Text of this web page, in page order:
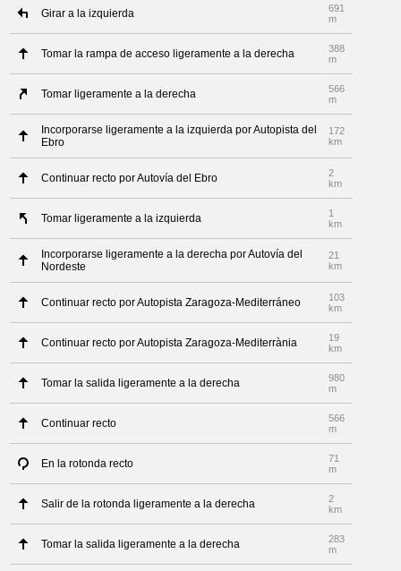
Girar a la izquierda
691
m
Tomar la rampa de acceso ligeramente a la derecha
388
m
Tomar ligeramente a la derecha
566
m
Incorporarse ligeramente a la izquierda por Autopista del
Ebro
172
km
Continuar recto por Autovía del Ebro
2
km
Tomar ligeramente a la izquierda
1
km
Incorporarse ligeramente a la derecha por Autovía del
Nordeste
21
km
Continuar recto por Autopista Zaragoza-Mediterráneo
103
km
Continuar recto por Autopista Zaragoza-Mediterrània
19
km
Tomar la salida ligeramente a la derecha
980
m
Continuar recto
566
m
En la rotonda recto
71
m
Salir de la rotonda ligeramente a la derecha
2
km
Tomar la salida ligeramente a la derecha
283
m